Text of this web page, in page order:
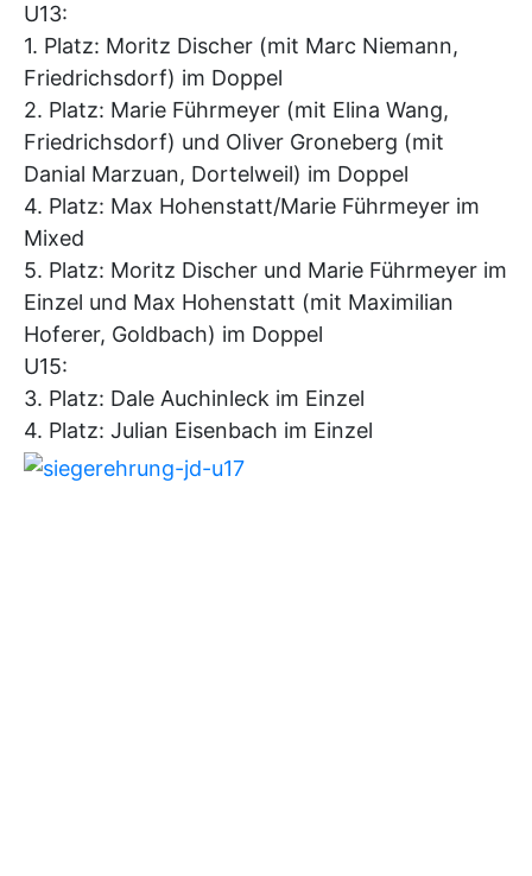
U13:
1. Platz: Moritz Discher (mit Marc Niemann,
Friedrichsdorf) im Doppel
2. Platz: Marie Führmeyer (mit Elina Wang,
Friedrichsdorf) und Oliver Groneberg (mit
Danial Marzuan, Dortelweil) im Doppel
4. Platz: Max Hohenstatt/Marie Führmeyer im
Mixed
5. Platz: Moritz Discher und Marie Führmeyer im
Einzel und Max Hohenstatt (mit Maximilian
Hoferer, Goldbach) im Doppel
U15:
3. Platz: Dale Auchinleck im Einzel
4. Platz: Julian Eisenbach im Einzel